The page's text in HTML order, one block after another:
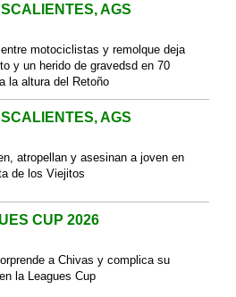
AGS
motociclistas y remolque deja
y un herido de gravedsd en 70
la altura del Retoño
AGS
atropellan y asesinan a joven en
de los Viejitos
CUP 2026
a Chivas y complica su
la Leagues Cup